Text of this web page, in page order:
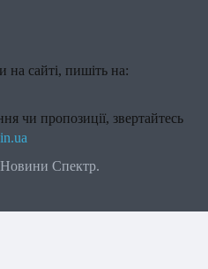
на сайті, пишіть на:
чи пропозиції, звертайтесь
Спектр.